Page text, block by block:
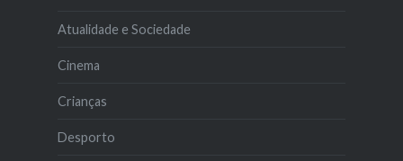
Atualidade e Sociedade
Cinema
Crianças
Desporto